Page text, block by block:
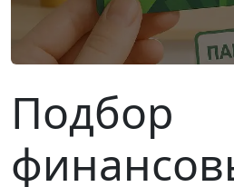
Подбор